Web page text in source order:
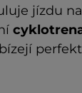
jízdu